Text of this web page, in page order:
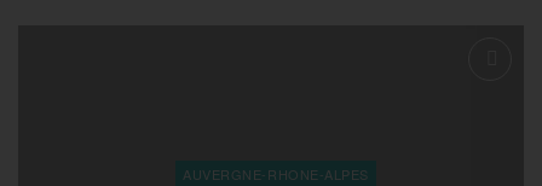
AUVERGNE-RHONE-ALPES